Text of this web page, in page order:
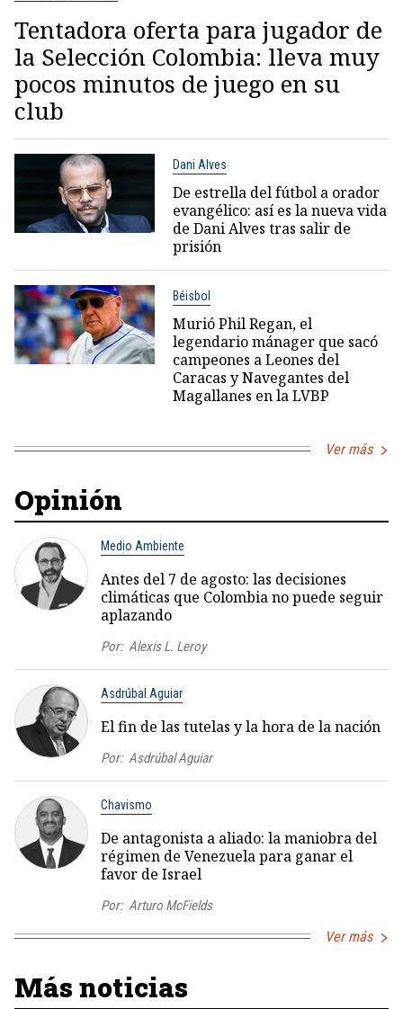
Tentadora oferta para jugador de
la Selección Colombia: lleva muy
pocos minutos de juego en su
club
Dani Alves
De estrella del fútbol a orador
evangélico: así es la nueva vida
de Dani Alves tras salir de
prisión
Béisbol
Murió Phil Regan, el
legendario mánager que sacó
campeones a Leones del
Caracas y Navegantes del
Magallanes en la LVBP
Ver más
Opinión
Medio Ambiente
Antes del 7 de agosto: las decisiones
climáticas que Colombia no puede seguir
aplazando
Por: Alexis L. Leroy
Asdrúbal Aguiar
El fin de las tutelas y la hora de la nación
Por: Asdrúbal Aguiar
Chavismo
De antagonista a aliado: la maniobra del
régimen de Venezuela para ganar el
favor de Israel
Por: Arturo McFields
Ver más
Más noticias